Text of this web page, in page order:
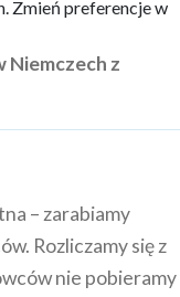
Zmień preferencje w
Niemczech z
– zarabiamy
Rozliczamy się z
nie pobieramy